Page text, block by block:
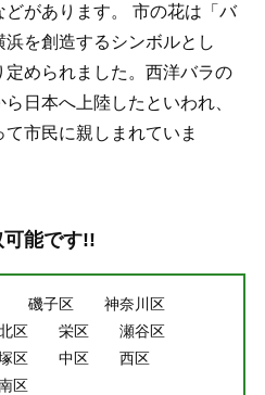
どがあります。 市の花は「バ
を創造するシンボルとし
められました。西洋バラの
日本へ上陸したといわれ、
市民に親しまれていま
能です!!
磯子区
神奈川区
区 栄区
瀬谷区
区 中区
西区
区